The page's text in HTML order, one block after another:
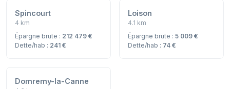
Spincourt
4 km
Épargne brute : 212 479 €
Dette/hab : 241 €
Loison
4.1 km
Épargne brute : 5 009 €
Dette/hab : 74 €
Domremy-la-Canne